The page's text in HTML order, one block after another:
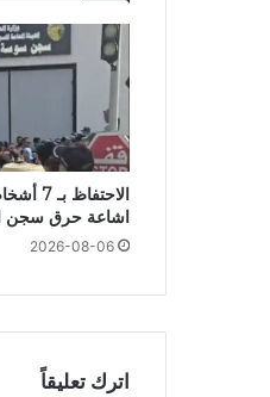
اشاعة حرق سجن
2026-08-06
اترك تعليقاً